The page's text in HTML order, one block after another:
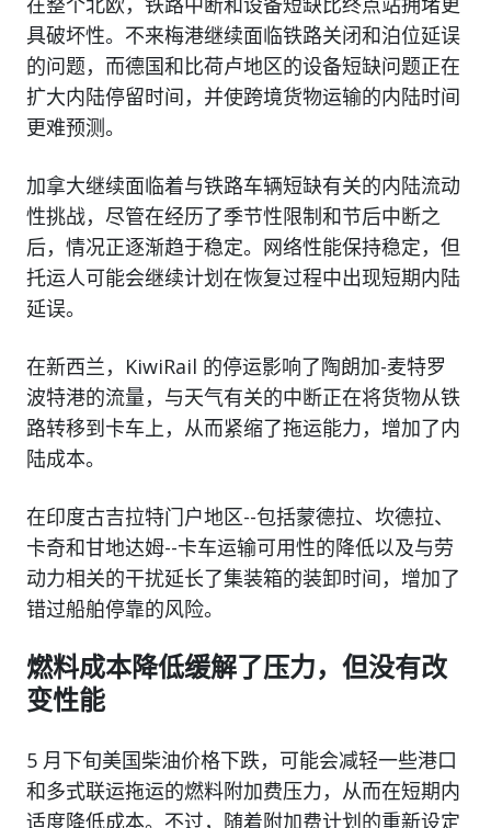
具破坏性。不来梅港继续面临铁路关闭和泊位延误
的问题，而德国和比荷卢地区的设备短缺问题正在
扩大内陆停留时间，并使跨境货物运输的内陆时间
更难预测。
加拿大继续面临着与铁路车辆短缺有关的内陆流动
性挑战，尽管在经历了季节性限制和节后中断之
后，情况正逐渐趋于稳定。网络性能保持稳定，但
托运人可能会继续计划在恢复过程中出现短期内陆
延误。
在新西兰，KiwiRail 的停运影响了陶朗加-麦特罗
波特港的流量，与天气有关的中断正在将货物从铁
路转移到卡车上，从而紧缩了拖运能力，增加了内
陆成本。
在印度古吉拉特门户地区--包括蒙德拉、坎德拉、
卡奇和甘地达姆--卡车运输可用性的降低以及与劳
动力相关的干扰延长了集装箱的装卸时间，增加了
错过船舶停靠的风险。
燃料成本降低缓解了压力，但没有改
变性能
5 月下旬美国柴油价格下跌，可能会减轻一些港口
和多式联运拖运的燃料附加费压力，从而在短期内
适度降低成本。不过，随着附加费计划的重新设定